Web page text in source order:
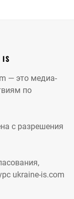
— это медиа-
по
с разрешения
ukraine-is.com